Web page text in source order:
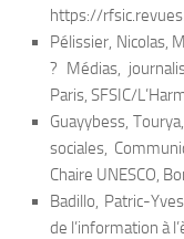
https://
Pélissier, Nicolas,
? Médias,
Paris, SFSIC/
Guayybess,
sociales,
Chaire UNESCO,
Badillo, Patric-
de l’information à